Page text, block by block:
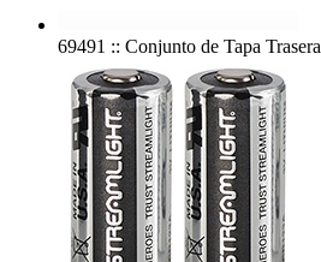
69491 :: Conjunto de Tapa Trasera